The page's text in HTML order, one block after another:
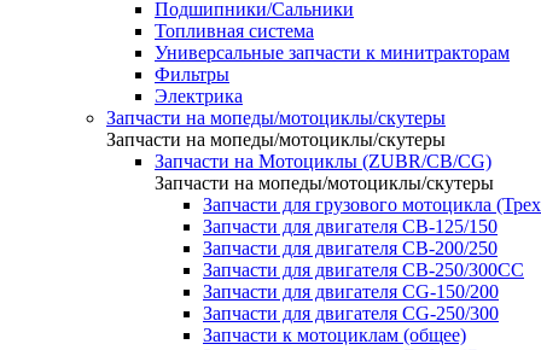
Подшипники/Сальники
Топливная система
Универсальные запчасти к минитракторам
Фильтры
Электрика
Запчасти на мопеды/мотоциклы/скутеры
Запчасти на мопеды/мотоциклы/скутеры
Запчасти на Мотоциклы (ZUBR/CB/CG)
Запчасти на мопеды/мотоциклы/скутеры
Запчасти для грузового мотоцикла
Запчасти для двигателя CB-125/150
Запчасти для двигателя CB-200/250
Запчасти для двигателя CB-250/300СС
Запчасти для двигателя CG-150/200
Запчасти для двигателя CG-250/300
Запчасти к мотоциклам (общее)